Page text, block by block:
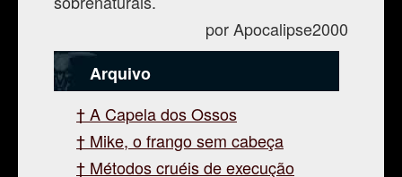
por Apocalipse2000
Arquivo
A Capela dos Ossos
Mike, o frango sem cabeça
Métodos cruéis de execução